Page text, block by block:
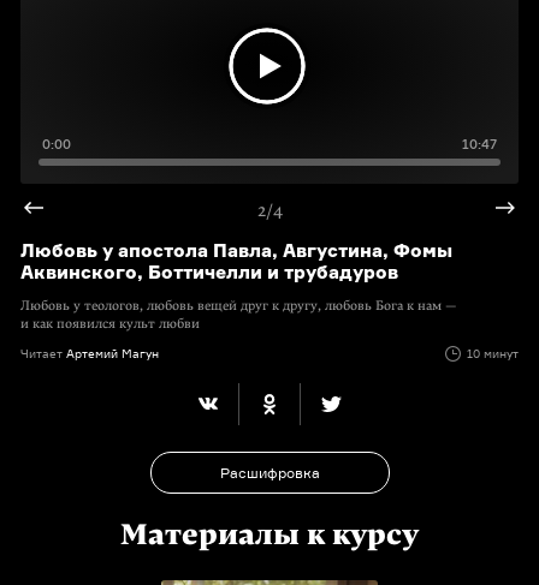
0:00 10:47
2/4
Любовь у апостола Павла, Августина, Фомы
Аквинского, Боттичелли и трубадуров
Любовь у теологов, любовь вещей друг к другу, любовь Бога к нам —
и как появился культ любви
Читает Артемий Магун 10 минут
Расшифровка
Материалы к курсу